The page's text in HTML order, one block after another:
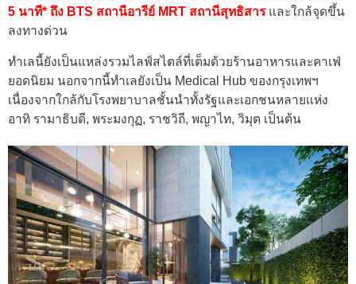
5 นาที* ถึง BTS สถานีอารีย์ MRT สถานีสุทธิสารและใกล้จุดขึ้น
ลงทางด่วน
ทำเลนี้ยังเป็นแหล่งรวมไลฟ์สไตล์ที่เต็มด้วยร้านอาหารและคาเฟ่
ยอดนิยม นอกจากนี้ทำเลยังเป็น Medical Hub ของกรุงเทพฯ
เนื่องจากใกล้กับโรงพยาบาลชั้นนำทั้งรัฐและเอกชนหลายแห่ง
อาทิ รามาธิบดี, พระมงกุฏ, ราชวิถี, พญาไท, วิมุต เป็นต้น